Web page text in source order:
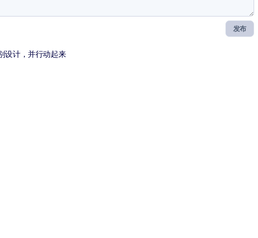
发布
设计，并行动起来